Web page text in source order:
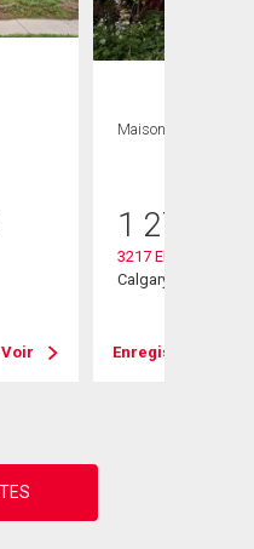
Voir
Maison
1 279
3217 Elbow Drive
Calgary, AB
Enregistrer